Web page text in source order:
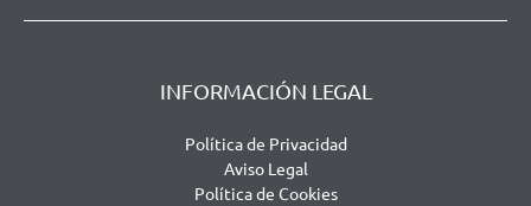
INFORMACIÓN LEGAL
Política de Privacidad
Aviso Legal
Política de Cookies